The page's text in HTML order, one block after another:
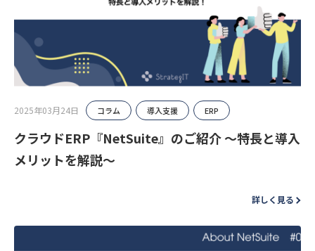
2025年03月24日 コラム 導入支援 ERP
クラウドERP『NetSuite』のご紹介 〜特長と導入
メリットを解説〜
詳しく見る